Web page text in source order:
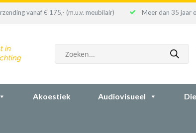
vanaf € 175,- (m.u.v. meubilair) Meer dan 35 jaar
zoeken
Akoestiek Audiovisueel